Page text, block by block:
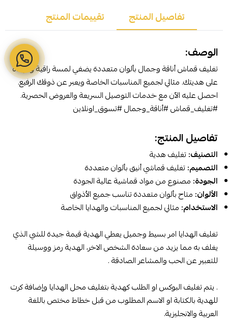
تفاصيل المنتج تقييمات المنتج
الوصف:
تغليف قماش أناقة وجمال بألوان متعددة يضفي لمسة راقية وفريدة
على هديتك. مثالي لجميع المناسبات الخاصة ويعبر عن ذوقك الرفيع.
احصل عليه الآن مع خدمات التوصيل السريعة والعروض الحصرية.
#تغليف_قماش #أناقة_وجمال #تسوق_اونلاين
تفاصيل المنتج:
التصنيف:تغليف هدية
التصميم:تغليف قماشي أنيق بألوان متعددة
الجودة: مصنوع من مواد قماشية عالية الجودة
الألوان: متاح بألوان متعددة تناسب جميع الأذواق
الاستخدام: مثالي لجميع المناسبات والهدايا الخاصة
تغليف الهدايا امر بسيط وجميل يعطي الهدية قيمة جيدة للشي الذي
يغلف به مما يزيد من سعادة الشخص الاخر، الهدية رمز ووسيلة
للتعبير عن الحب والمشاعر الصادقة .
. يتم تغليف البوكس او الطلب كهدية بتغليف محل الهدايا وإضافة كرت
للهدية بالكتابة او الاسم المطلوب من قبل خطاط مختص باللغة
العربية والانجليزية.